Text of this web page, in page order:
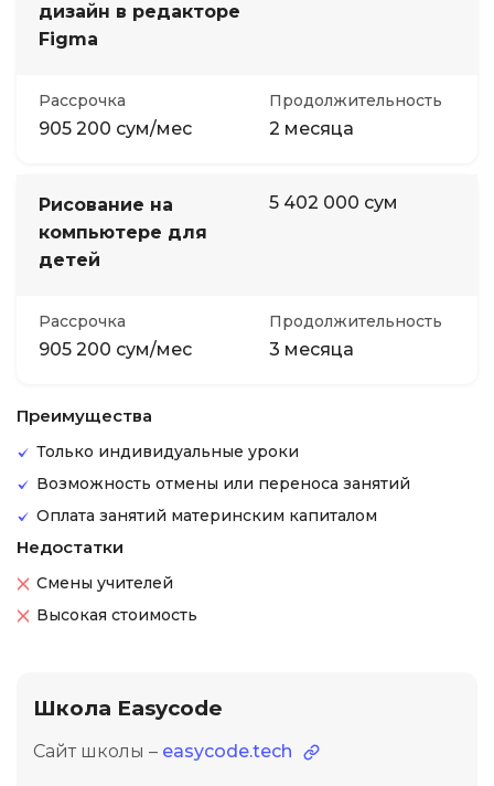
дизайн в редакторе
Figma
Рассрочка
905 200 сум/мес
Продолжительность
2 месяца
Рисование на
компьютере для
детей
5 402 000 сум
Рассрочка
905 200 сум/мес
Продолжительность
3 месяца
Преимущества
Только индивидуальные уроки
Возможность отмены или переноса занятий
Оплата занятий материнским капиталом
Недостатки
Смены учителей
Высокая стоимость
Школа Easycode
Сайт школы – easycode.tech